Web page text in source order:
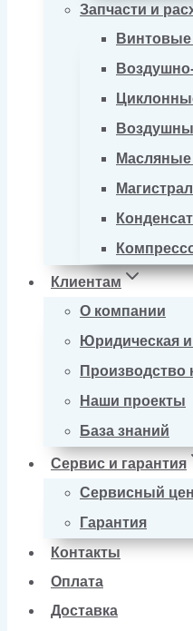
Запчасти и
Винтовые
Клиентам
О компании
Юридическая
Производство
Наши проекты
База знаний
Сервис и гарантия
Сервисный
Гарантия
Контакты
Оплата
Доставка